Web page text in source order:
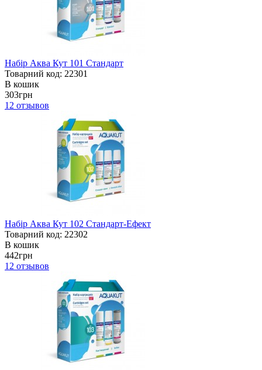
Набір Аква Кут 101 Стандарт
Товарний код: 22301
В кошик
303грн
12 отзывов
Набір Аква Кут 102 Стандарт-Ефект
Товарний код: 22302
В кошик
442грн
12 отзывов